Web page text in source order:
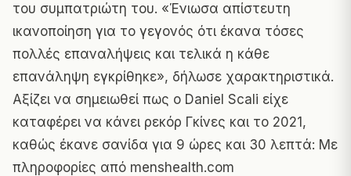
του συμπατριώτη του. «Ένιωσα απίστευτη
ικανοποίηση για το γεγονός ότι έκανα τόσες
πολλές επαναλήψεις και τελικά η κάθε
επανάληψη εγκρίθηκε», δήλωσε χαρακτηριστικά.
Αξίζει να σημειωθεί πως ο Daniel Scali είχε
καταφέρει να κάνει ρεκόρ Γκίνες και το 2021,
καθώς έκανε σανίδα για 9 ώρες και 30 λεπτά: Με
πληροφορίες από menshealth.com